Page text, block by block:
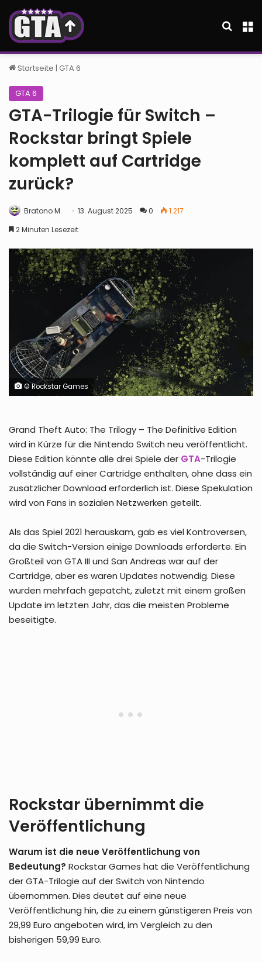
Startseite | GTA 6
GTA 6
GTA-Trilogie für Switch –
Rockstar bringt Spiele
komplett auf Cartridge
zurück?
Bratono M. 13. August 2025 0
1.217
2 Minuten Lesezeit
© Rockstar Games
Grand Theft Auto: The Trilogy – The Definitive Edition
wird in Kürze für die Nintendo Switch neu veröffentlicht.
Diese Edition könnte alle drei Spiele der GTA-Trilogie
vollständig auf einer Cartridge enthalten, ohne dass ein
zusätzlicher Download erforderlich ist. Diese Spekulation
wird von Fans in sozialen Netzwerken geteilt.
Als das Spiel 2021 herauskam, gab es viel Kontroversen,
da die Switch-Version einige Downloads erforderte. Ein
Großteil von GTA III und San Andreas war auf der
Cartridge, aber es waren Updates notwendig. Diese
wurden mehrfach gepatcht, zuletzt mit einem großen
Update im letzten Jahr, das die meisten Probleme
beseitigte.
Rockstar übernimmt die
Veröffentlichung
Warum ist die neue Veröffentlichung von
Bedeutung? Rockstar Games hat die Veröffentlichung
der GTA-Trilogie auf der Switch von Nintendo
übernommen. Dies deutet auf eine neue
Veröffentlichung hin, die zu einem günstigeren Preis von
29,99 Euro angeboten wird, im Vergleich zu den
bisherigen 59,99 Euro.